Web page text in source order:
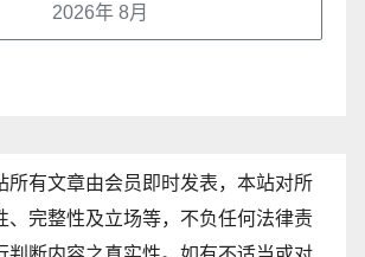
2026年 8月
所有文章由会员即时发表，本站对所
、完整性及立场等，不负任何法律责